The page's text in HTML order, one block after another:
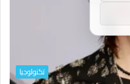
تكنولوجيا